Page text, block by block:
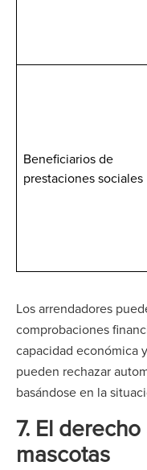
Beneficiarios de
prestaciones sociales
Los arrendadores
comprobaciones
capacidad económica
pueden rechazar
basándose en la
7. El
mascotas